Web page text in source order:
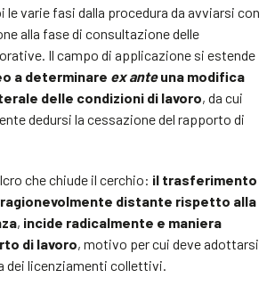
varie fasi dalla procedura da avviarsi con
alla fase di consultazione delle
Il campo di applicazione si estende
a determinare ex anteuna modifica
delle condizioni di lavoro, da cui
dedursi la cessazione del rapporto di
che chiude il cerchio: il trasferimento
distante rispetto alla
, incide radicalmente e maniera
di lavoro, motivo per cui deve adottarsi
dei licenziamenti collettivi.